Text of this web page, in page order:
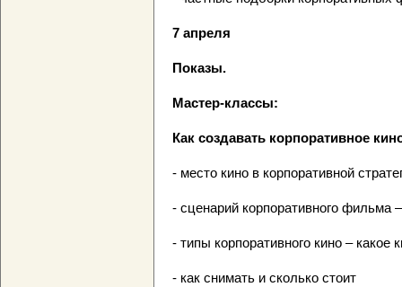
7 апреля
Показы.
Мастер-классы:
Как создавать корпоративное
- место кино в корпоративной
- сценарий корпоративного фильма
- типы корпоративного кино – какое
- как снимать и сколько стоит